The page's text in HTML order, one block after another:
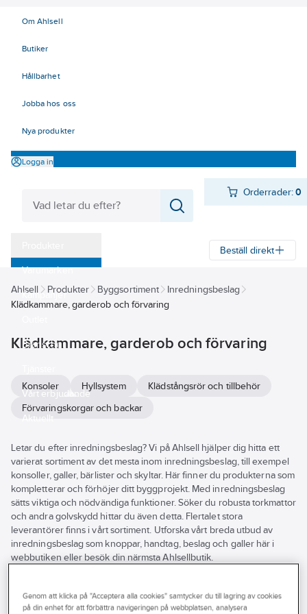
Om Ahlsell
Butiker
Hållbarhet
Jobba hos oss
Nya produkter
Logga in
Orderrader:0
Varumärken
Kampanjer
Branscher
Vårt erbjudande
Aktuellt
Beställ direkt
Ahlsell Produkter Byggsortiment
Inredningsbeslag
Klädkammare, garderob och förvaring
Klädkammare, garderob och förvaring
Konsoler Hyllsystem
Klädstångsrör och tillbehör
Förvaringskorgar och backar
Letar du efter inredningsbeslag? Vi på Ahlsell hjälper dig hitta ett
varierat sortiment av det mesta inom inredningsbeslag, till exempel
konsoller, galler, bärlister och skyltar. Här finner du produkterna som
kompletterar och förhöjer ditt byggprojekt. Med inredningsbeslag
sätts viktiga och nödvändiga funktioner. Söker du robusta torkmattor
och andra golvskydd hittar du även detta. Flertalet stora
leverantörer finns i vårt sortiment. Utforska vårt breda utbud av
inredningsbeslag som knoppar, handtag, beslag och galler här i
webbutiken eller besök din närmsta Ahlsellbutik.
filter
Genom att klicka på "Acceptera alla cookies" samtycker du till lagring av cookies
på din enhet för att förbättra navigeringen på webbplatsen, analysera